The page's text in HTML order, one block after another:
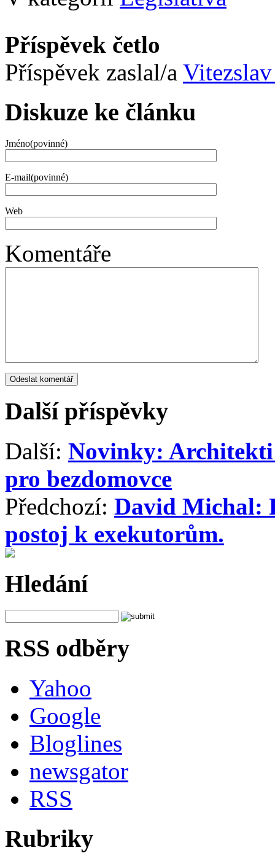
Příspěvek četlo
Příspěvek zaslal/a
Diskuze ke článku
Jméno(povinné)
E-mail(povinné)
Web
Komentáře
Další příspěvky
Další: Novinky:
pro bezdomovce
Předchozí: David Michal:
postoj k exekutorům.
Hledání
RSS odběry
Yahoo
Google
Bloglines
newsgator
RSS
Rubriky